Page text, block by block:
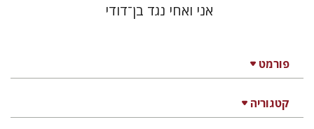
פורמט
קטגוריה
אני ואחי נגד בן־דודי